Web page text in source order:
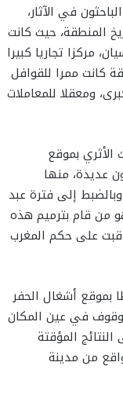
في الآثار،
المنطقة، حيث كانت
مركزا تجاريا كبيرا
كانت ممرا للقوافل
ومعقلا للمعاملات
الأثري بموقع
عديدة، منها
إلى فترة عبد
من قام بترميم هذه
على حكم المغرب
أشغال الحفر
في عين المكان
المؤقتة
من مدينة